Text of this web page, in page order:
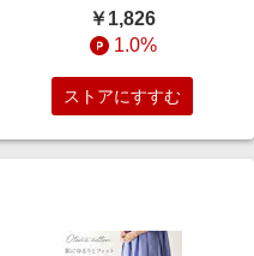
￥1,826
1.0%
ストアにすすむ